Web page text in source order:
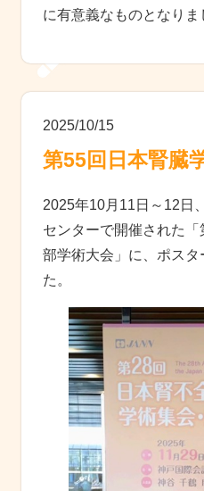
に有意義なものとなりま
2025/10/15
第55回日本腎臓
2025年10月11日～12日
センターで開催された
部学術大会」に、ポス
た。